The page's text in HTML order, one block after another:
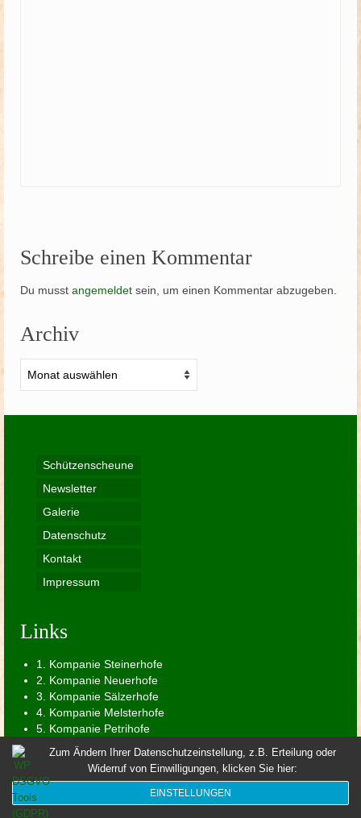
Schreibe einen Kommentar
Du musst angemeldet sein, um einen Kommentar abzugeben.
Archiv
Schützenscheune
Newsletter
Galerie
Datenschutz
Kontakt
Impressum
Links
1. Kompanie Steinerhofe
2. Kompanie Neuerhofe
3. Kompanie Sälzerhofe
4. Kompanie Melsterhofe
5. Kompanie Petrihofe
Avantgarde Werl
Spielmannszug der Bruderschaft
Zum Ändern Ihrer Datenschutzeinstellung, z.B. Erteilung oder
Widerruf von Einwilligungen, klicken Sie hier:
EINSTELLUNGEN